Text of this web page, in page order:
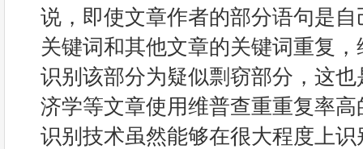
说，即使文章作者的部分语句是
关键词和其他文章的关键词重复
识别该部分为疑似剽窃部分，这
济学等文章使用维普查重重复率
识别技术虽然能够在很大程度上